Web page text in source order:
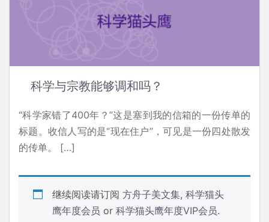
科学与宗教能够调和吗？
“科学家错了400年？”这是塞到我的信箱的一份传单的
标题。收信人写的是“现在住户”，可见是一份四处散发
的传单。 […]
继续阅读请订阅 方舟子美文集, 科学猫头
鹰年度会员 or 科学猫头鹰年度VIP会员.